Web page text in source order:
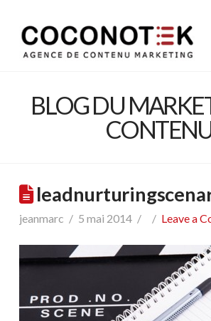
BLOG DU
jeanmarc 5 mai 2014 Leave a